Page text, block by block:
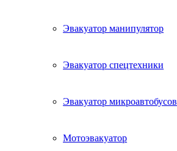
Эвакуатор манипулятор
Эвакуатор спецтехники
Эвакуатор микроавтобусов
Мотоэвакуатор